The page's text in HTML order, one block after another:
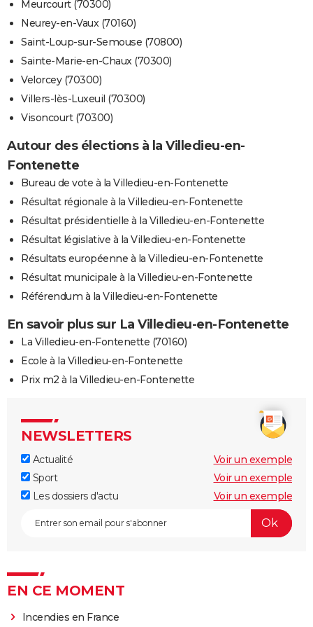
Meurcourt (70300)
Neurey-en-Vaux (70160)
Saint-Loup-sur-Semouse (70800)
Sainte-Marie-en-Chaux (70300)
Velorcey (70300)
Villers-lès-Luxeuil (70300)
Visoncourt (70300)
Autour des élections à la Villedieu-en-
Fontenette
Bureau de vote à la Villedieu-en-Fontenette
Résultat régionale à la Villedieu-en-Fontenette
Résultat présidentielle à la Villedieu-en-Fontenette
Résultat législative à la Villedieu-en-Fontenette
Résultats européenne à la Villedieu-en-Fontenette
Résultat municipale à la Villedieu-en-Fontenette
Référendum à la Villedieu-en-Fontenette
En savoir plus sur La Villedieu-en-Fontenette
La Villedieu-en-Fontenette (70160)
Ecole à la Villedieu-en-Fontenette
Prix m2 à la Villedieu-en-Fontenette
NEWSLETTERS
Actualité
Voir un exemple
Sport
Voir un exemple
Les dossiers d'actu
Voir un exemple
EN CE MOMENT
Incendies en France